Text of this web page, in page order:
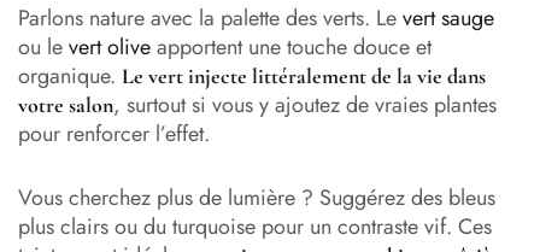
Parlons nature avec la palette des verts. Levert sauge
ou levert oliveapportent une touche douce et
organique. Le vert injecte littéralement de la vie dans
votre salon, surtout si vous y ajoutez de vraies plantes
pour renforcer l’effet.
Vous cherchez plus de lumière ? Suggérez des bleus
plus clairs ou du turquoise pour un contraste vif. Ces